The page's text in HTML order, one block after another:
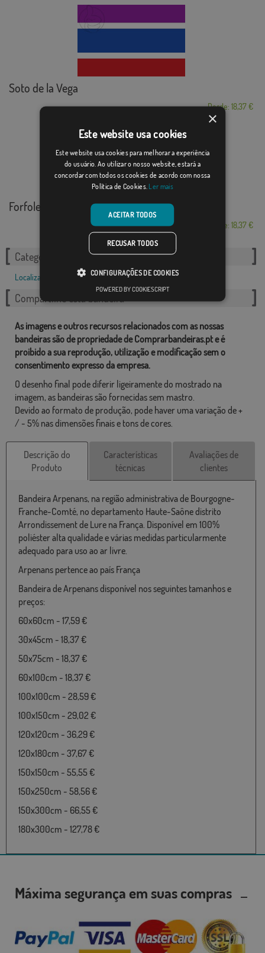
Soto de la Vega
Desde: 18,37 €
Forfoleda
Desde: 18,37 €
Categorias relacionadas:
Localizações Francês,
Compartilhe esta bandeira
As imagens e outros recursos relacionados com as nossas
bandeiras são de propriedade de Comprarbandeiras.pt e é
proibido a sua reprodução, utilização e modificação sem o
consentimento expresso da empresa.
O desenho final pode diferir ligeiramente do mostrado na
imagem, as bandeiras são fornecidas sem mastro.
Devido ao formato de produção, pode haver uma variação de +
/ - 5% nas dimensões finais e tons de cores.
Descrição do
Produto
Características
técnicas
Avaliações de
clientes
Bandeira Arpenans, na região administrativa de Bourgogne-
Franche-Comté, no departamento Haute-Saône distrito
Arrondissement de Lure na França. Disponível em 100%
poliéster alta qualidade e várias medidas particularmente
adequado para uso ao ar livre.
Arpenans pertence ao país França
Bandeira de Arpenans disponível nos seguintes tamanhos e
preços:
60x60cm - 17,59 €
30x45cm - 18,37 €
50x75cm - 18,37 €
60x100cm - 18,37 €
100x100cm - 28,59 €
100x150cm - 29,02 €
120x120cm - 36,29 €
120x180cm - 37,67 €
150x150cm - 55,55 €
150x250cm - 58,56 €
150x300cm - 66,55 €
180x300cm - 127,78 €
Máxima segurança em suas compras
×
Este website usa cookies
Este website usa cookies para melhorar a experiência
do usuário. Ao utilizar o nosso website, estará a
concordar com todos os cookies de acordo com nossa
Política de Cookies. Ler mais
ACEITAR TODOS
RECUSAR TODOS
CONFIGURAÇÕES DE COOKIES
POWERED BY COOKIESCRIPT